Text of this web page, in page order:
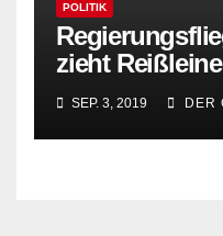
POLITIK
zieht
Zeppeline um
SEP. 3, 2019 DER